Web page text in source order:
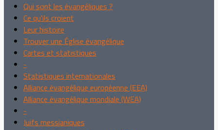
Qui sont les évangéliques ?
Ce qu'ils croient
Leur histoire
Trouver une Église évangélique
Cartes et statistiques
-
Statistiques internationales
Alliance évangélique européenne (EEA)
Alliance évangélique mondiale (WEA)
-
Juifs messianiques